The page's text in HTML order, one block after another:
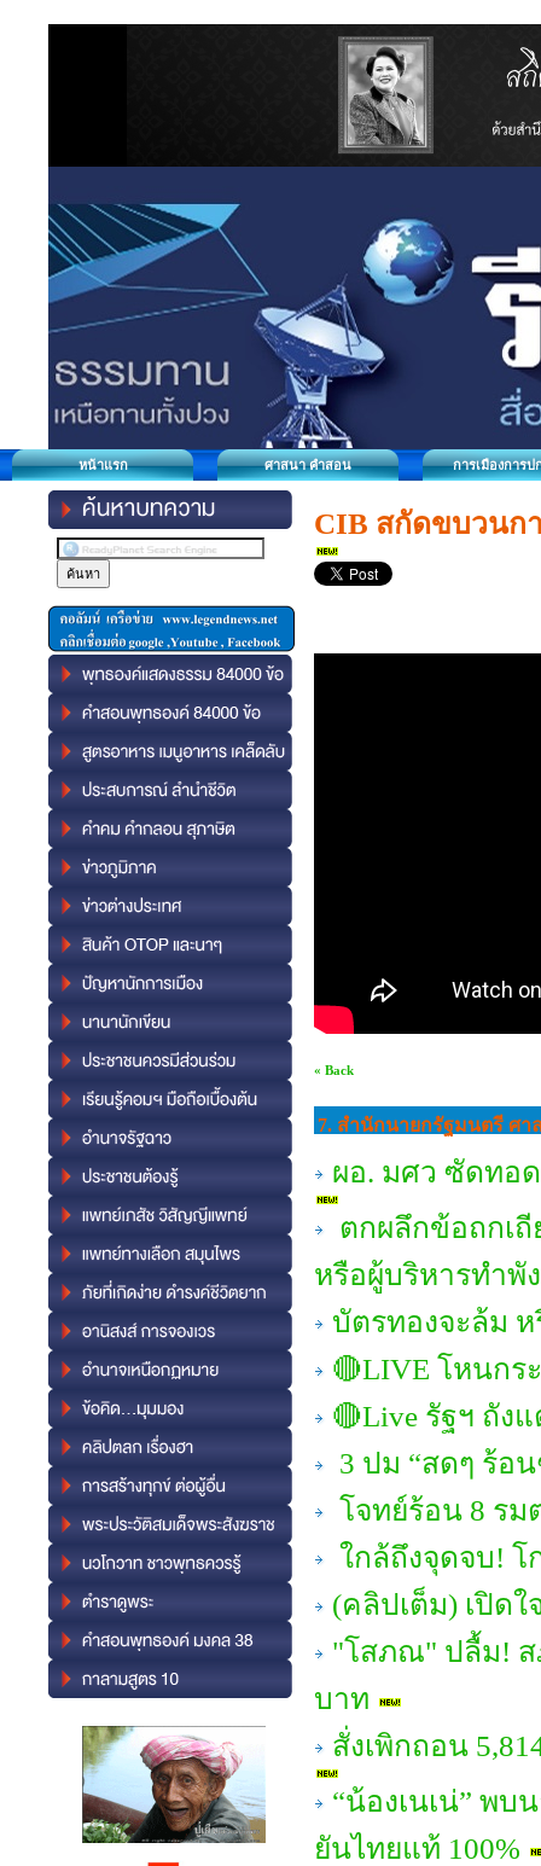
หน้าแรก ศาสนา คำสอน การเมืองการป
CIB สกัดขบวนก
« Back
7. สำนักนายกรัฐมนตรี ศา
ผอ. มศว ซัดทอ
ตกผลึกข้อถกเถี
หรือผู้บริหารทำพั
บัตรทองจะล้ม
🔴LIVE โหนกร
🔴Live รัฐฯ ถัง
3 ปม “สดๆ ร้อ
โจทย์ร้อน 8 รม
ใกล้ถึงจุดจบ! โ
(คลิปเต็ม) เปิด
"โสภณ" ปลื้ม! ส
บาท
สั่งเพิกถอน
“น้องเนเน่” พบ
ยันไทยแท้ 100%